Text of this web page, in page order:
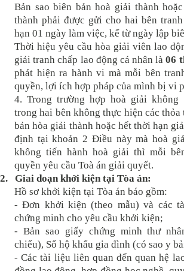
Bản sao biên bản hoà giải thành
thành phải được gửi cho hai bên
hạn 01 ngày làm việc, kể từ ngày lập
Thời hiệu yêu cầu hòa giải viên lao
giải tranh chấp lao động cá nhân là06
phát hiện ra hành vi mà mỗi bên
quyền, lợi ích hợp pháp của mình bị vi
4. Trong trường hợp hoà giải không
trong hai bên không thực hiện các thỏa
bản hòa giải thành hoặc hết thời hạn
định tại khoản 2 Điều này mà hoà
không tiến hành hoà giải thì mỗi
quyền yêu cầu Toà án giải quyết.
2.
Giai đoạn khởi kiện tại Tòa án:
Hồ sơ khởi kiện tại Tòa án báo gồm:
- Đơn khởi kiện (theo mẫu) và các
chứng minh cho yêu cầu khởi kiện;
- Bản sao giấy chứng minh thư
chiếu), Sổ hộ khẩu gia đình (có sao y
- Các tài liệu liên quan đến quan hệ